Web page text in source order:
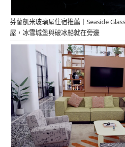
芬蘭凱米玻璃屋住宿推薦｜Seaside
屋，冰雪城堡與破冰船就在旁邊